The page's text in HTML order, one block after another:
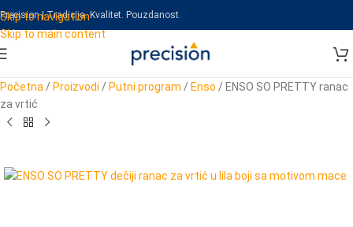
Skip to navigation
Skip to main content
Precision | Tradicija. Kvalitet. Pouzdanost.
Početna / Proizvodi / Putni program / Enso / ENSO SO PRETTY ranac
za vrtić